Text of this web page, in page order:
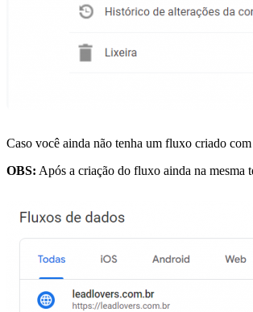
Caso você ainda não tenha um fluxo criado
OBS: Após a criação do fluxo ainda na